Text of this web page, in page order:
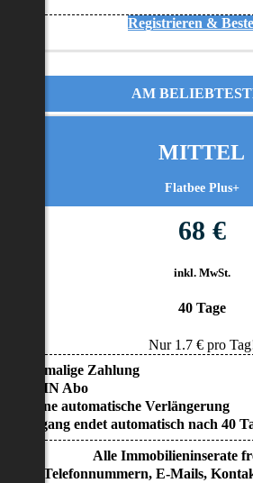
Registrieren &
AM
MITTEL
Flatbee Plus+
68 €
inkl. MwSt.
40 Tage
Nur 1.7€ pro
• Einmalige Zahlung
• KEIN Abo
• Keine automatische Verlängerung
• Zugang endet automatisch nach 40
Alle Immobilieninserate
Alle Telefonnummern, E-Mails,